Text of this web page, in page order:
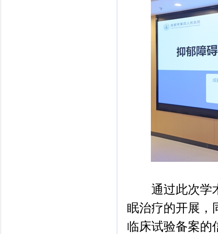
通过此次学术
眠治疗的开展，
临床试验备案的